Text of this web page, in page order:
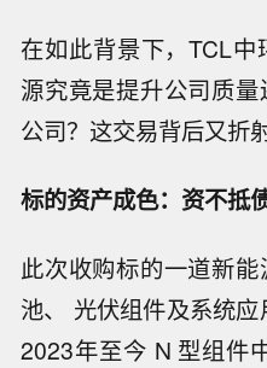
在如此背景下，TCL
源究竟是提升公司质
公司？这交易背后又折
标的资产成色：资不抵
此次收购标的一道新
池、 光伏组件及系统应
2023年至今 N 型组件